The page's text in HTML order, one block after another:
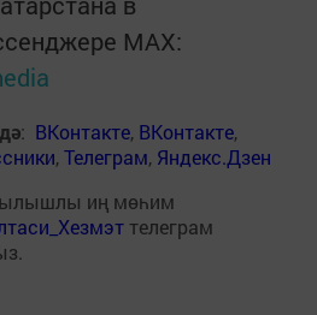
MАХ:
: ВКонтакте, ВКонтакте,
,Телеграм, Яндекс.Дзен
иң мөһим
телеграм